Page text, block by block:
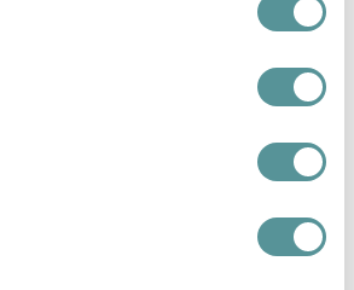
en begeleiding
dankbaar voor haar steun en
afscheid van onze zoon Senna.